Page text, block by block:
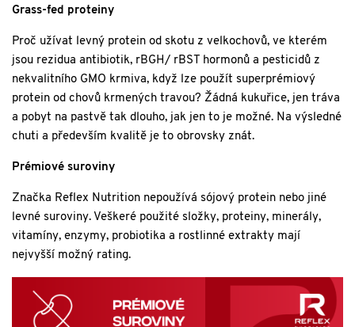
Grass-fed proteiny
Proč užívat levný protein od skotu z velkochovů, ve kterém
jsou rezidua antibiotik, rBGH/ rBST hormonů a pesticidů z
nekvalitního GMO krmiva, když lze použít superprémiový
protein od chovů krmených travou? Žádná kukuřice, jen tráva
a pobyt na pastvě tak dlouho, jak jen to je možné. Na výsledné
chuti a především kvalitě je to obrovsky znát.
Prémiové suroviny
Značka Reflex Nutrition nepoužívá sójový protein nebo jiné
levné suroviny. Veškeré použité složky, proteiny, minerály,
vitamíny, enzymy, probiotika a rostlinné extrakty mají
nejvyšší možný rating.